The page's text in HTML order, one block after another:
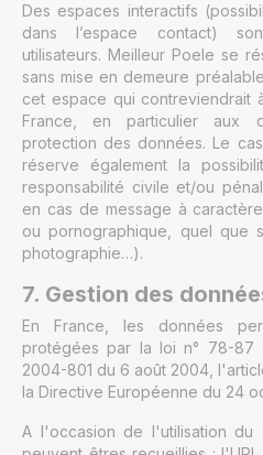
Des espaces interactifs
dans l’espace contact)
utilisateurs. Meilleur Poele se
sans mise en demeure
cet espace qui contreviendrait
France, en particulier aux
protection des données. Le
réserve également la
responsabilité civile et/ou
en cas de message à
ou pornographique, quel que
photographie…).
7. Gestion des
En France, les données
protégées par la loi n° 78-87
2004-801 du 6 août 2004,
la Directive Européenne du 24
A l'occasion de l'utilisation du